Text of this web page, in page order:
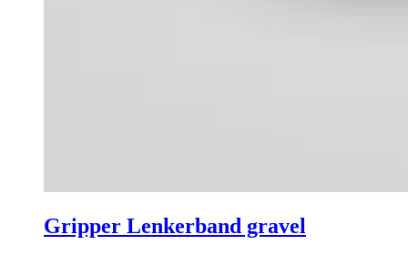
Gripper Lenkerband gravel